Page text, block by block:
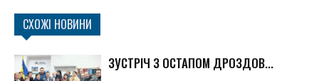
СХОЖІ НОВИНИ
ЗУСТРІЧ З ОСТАПОМ ДРОЗДОВ...